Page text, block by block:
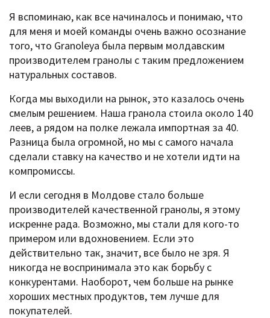
Я вспоминаю, как все начиналось и понимаю, что
для меня и моей команды очень важно осознание
того, что Granoleya была первым молдавским
производителем гранолы с таким предложением
натуральных составов.
Когда мы выходили на рынок, это казалось очень
смелым решением. Наша гранола стоила около 140
леев, а рядом на полке лежала импортная за 40.
Разница была огромной, но мы с самого начала
сделали ставку на качество и не хотели идти на
компромиссы.
И если сегодня в Молдове стало больше
производителей качественной гранолы, я этому
искренне рада. Возможно, мы стали для кого-то
примером или вдохновением. Если это
действительно так, значит, все было не зря. Я
никогда не воспринимала это как борьбу с
конкурентами. Наоборот, чем больше на рынке
хороших местных продуктов, тем лучше для
покупателей.